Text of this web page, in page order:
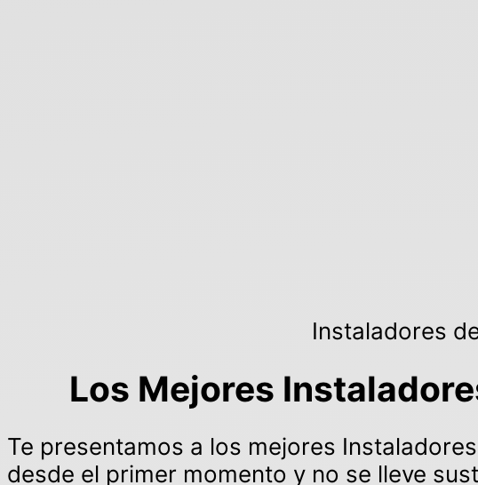
Instaladores
Los Mejores
Te presentamos a los mejores
desde el primer momento y no se lleve